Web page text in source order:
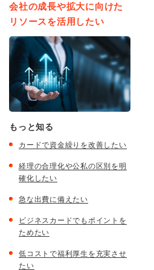
会社の成長や拡大に向けた
リソースを活用したい
もっと知る
カードで資金繰りを改善したい
経理の合理化や公私の区別を明
確化したい
急な出費に備えたい
ビジネスカードでもポイントを
ためたい
低コストで福利厚生を充実させ
たい